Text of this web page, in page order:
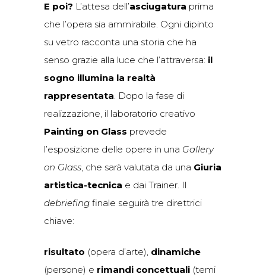
E poi? L’attesa dell’asciugatura prima
che l’opera sia ammirabile. Ogni dipinto
su vetro racconta una storia che ha
senso grazie alla luce che l’attraversa: il
sogno illumina la realtà
rappresentata. Dopo la fase di
realizzazione, il laboratorio creativo
Painting on Glass prevede
l’esposizione delle opere in una Gallery
on Glass, che sarà valutata da una Giuria
artistica-tecnica e dai Trainer. Il
debriefing finale seguirà tre direttrici
chiave:
risultato (opera d’arte), dinamiche
(persone) e rimandi concettuali (temi